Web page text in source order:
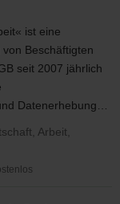
ist eine
Beschäftigten
seit 2007 jährlich
Datenerhebung…
Arbeit,